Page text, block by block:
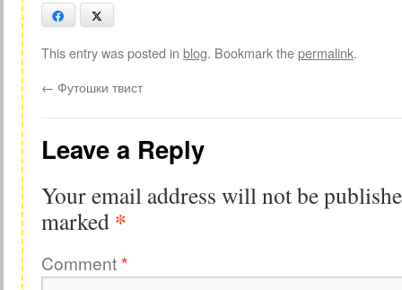
Facebook
This entry was posted in blog. Bookmark thepermalink.
← Футошки твист
Leave a Reply
Your email address will not be
marked *
Comment*